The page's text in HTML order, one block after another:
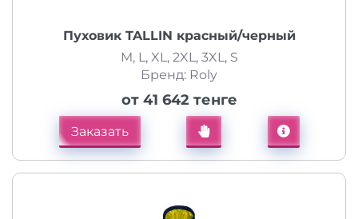
Пуховик TALLIN красный/черный
M, L, XL, 2XL, 3XL, S
Бренд: Roly
от 41 642 тенге
Заказать